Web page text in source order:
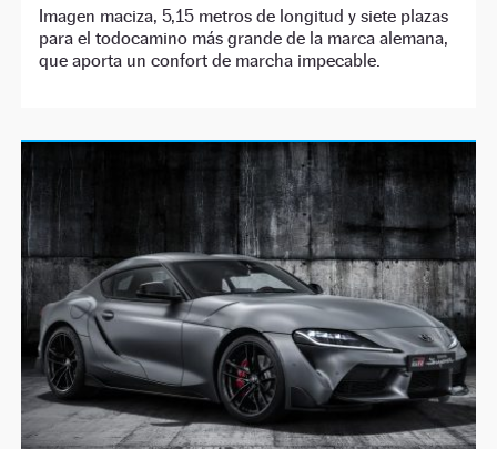
Imagen maciza, 5,15 metros de longitud y siete plazas
para el todocamino más grande de la marca alemana,
que aporta un confort de marcha impecable.